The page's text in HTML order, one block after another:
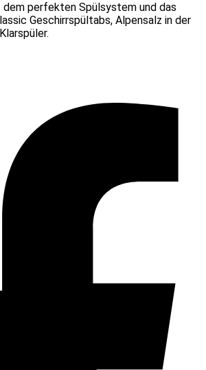
dem perfekten Spülsystem und das
Geschirrspültabs, Alpensalz in der